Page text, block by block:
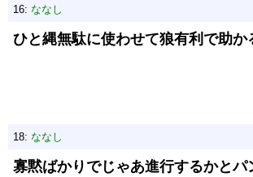
16: ななし
ひと縄無駄に使わせて狼有利で助か
18: ななし
寡黙ばかりでじゃあ進行するかとパ